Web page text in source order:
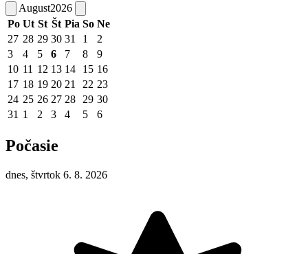
August2026
Po Ut St Št Pia So Ne
27 28 29 30 31 1
2
3
4 5 6 7 8
9
10 11 12 13 14 15 16
17 18 19 20 21 22 23
24 25 26 27 28 29 30
31 1 2 3 4 5 6
Počasie
dnes, štvrtok 6. 8. 2026